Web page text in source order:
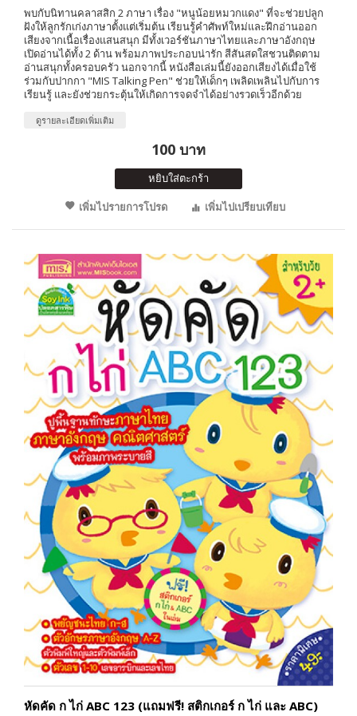
พบกับนิทานคลาสสิก 2 ภาษา เรื่อง "หนูน้อยหมวกแดง" ที่จะช่วยปลูก
ฝังให้ลูกรักเก่งภาษาตั้งแต่เริ่มต้น เรียนรู้คำศัพท์ใหม่และฝึกอ่านออก
เสียงจากเนื้อเรื่องแสนสนุก มีทั้งเวอร์ชันภาษาไทยและภาษาอังกฤษ
เปิดอ่านได้ทั้ง 2 ด้าน พร้อมภาพประกอบน่ารัก สีสันสดใสชวนติดตาม
อ่านสนุกทั้งครอบครัว นอกจากนี้ หนังสือเล่มนี้ยังออกเสียงได้เมื่อใช้
ร่วมกับปากกา "MIS Talking Pen" ช่วยให้เด็กๆ เพลิดเพลินไปกับการ
เรียนรู้ และยังช่วยกระตุ้นให้เกิดการจดจำได้อย่างรวดเร็วอีกด้วย
ดูรายละเอียดเพิ่มเติม
100 บาท
หยิบใส่ตะกร้า
เพิ่มไปรายการโปรด
เพิ่มไปเปรียบเทียบ
หัดคัด ก ไก่ ABC 123 (แถมฟรี! สติกเกอร์ ก ไก่ และ ABC)